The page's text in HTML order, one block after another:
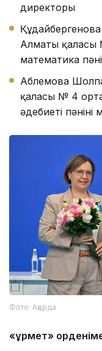
директоры
Алматы қаласы
математика
Аблемова
қаласы № 4 орта
әдебиеті пәнінің
Фото: Ақорда
«Құрмет»